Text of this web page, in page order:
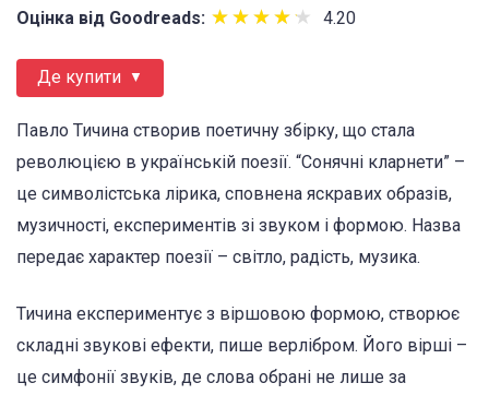
Оцінка від Goodreads: ★
★★
★★
★★
★★
★ 4.20
Де купити
Павло Тичина створив поетичну збірку, що стала
революцією в українській поезії. “Сонячні кларнети” –
це символістська лірика, сповнена яскравих образів,
музичності, експериментів зі звуком і формою. Назва
передає характер поезії – світло, радість, музика.
Тичина експериментує з віршовою формою, створює
складні звукові ефекти, пише верлібром. Його вірші –
це симфонії звуків, де слова обрані не лише за